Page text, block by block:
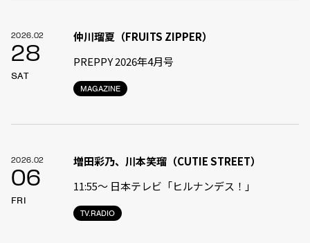
2026.02
28
SAT
MAGAZINE
仲川瑠夏（FRUITS ZIPPER）
PREPPY 2026年4月号
2026.02
06
FRI
TV.RADIO
増田彩乃、川本笑瑠（CUTIE STREET）
11:55〜 日本テレビ「ヒルナンデス！」